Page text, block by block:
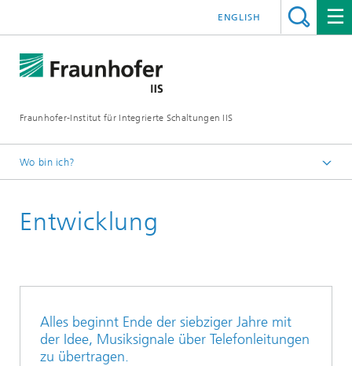
Fraunhofer-Institut für Integrierte Schaltungen IIS
ENGLISH
Wo bin ich?
Entwicklung
Alles beginnt Ende der siebziger Jahre mit
der Idee, Musiksignale über Telefonleitungen
zu übertragen.